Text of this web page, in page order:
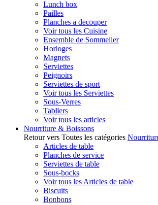
Lunch box
Pailles
Planches a decouper
Voir tous les Cuisine
Ensemble de Sommelier
Horloges
Magnets
Serviettes
Peignoirs
Serviettes de sport
Voir tous les Serviettes
Sous-Verres
Tabliers
Voir tous les articles
Nourriture & Boissons
Retour vers Toutes les catégories
Articles de table
Planches de service
Serviettes de table
Sous-bocks
Voir tous les Articles de table
Biscuits
Bonbons